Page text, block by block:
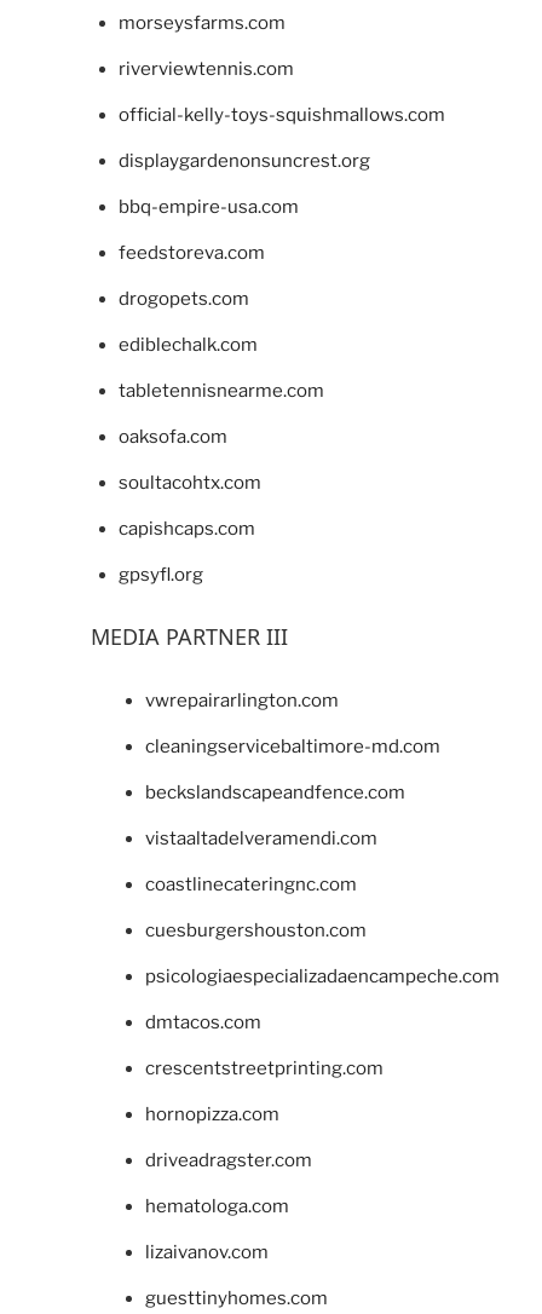
morseysfarms.com
riverviewtennis.com
official-kelly-toys-squishmallows.com
displaygardenonsuncrest.org
bbq-empire-usa.com
feedstoreva.com
drogopets.com
ediblechalk.com
tabletennisnearme.com
oaksofa.com
soultacohtx.com
capishcaps.com
gpsyfl.org
MEDIA PARTNER III
vwrepairarlington.com
cleaningservicebaltimore-md.com
beckslandscapeandfence.com
vistaaltadelveramendi.com
coastlinecateringnc.com
cuesburgershouston.com
psicologiaespecializadaencampeche.com
dmtacos.com
crescentstreetprinting.com
hornopizza.com
driveadragster.com
hematologa.com
lizaivanov.com
guesttinyhomes.com